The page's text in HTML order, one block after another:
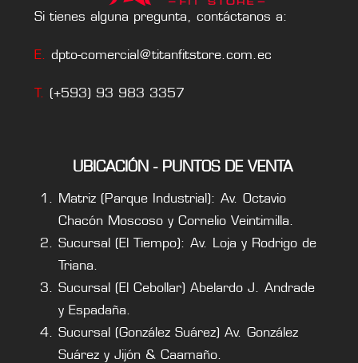
Si tienes alguna pregunta, contáctanos a:
E. dpto-comercial@titanfitstore.com.ec
T. (+593) 93 983 3357
UBICACIÓN - PUNTOS DE VENTA
Matriz (Parque Industrial): Av. Octavio
Chacón Moscoso y Cornelio Veintimilla.
Sucursal (El Tiempo): Av. Loja y Rodrigo de
Triana.
Sucursal (El Cebollar) Abelardo J. Andrade
y Espadaña.
Sucursal (González Suárez) Av. González
Suárez y Jijón & Caamaño.